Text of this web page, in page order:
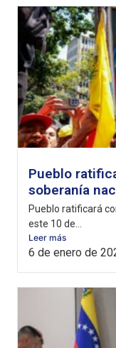
Pueblo
soberanía
Pueblo ratificará
este 10 de...
Leer más
6 de enero de